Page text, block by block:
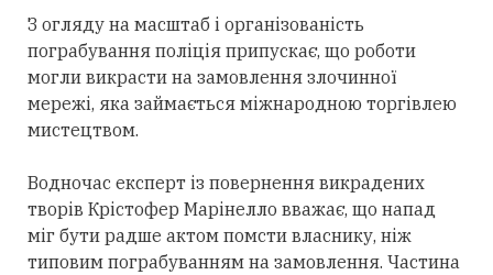
З огляду на масштаб і організованість
пограбування поліція припускає, що роботи
могли викрасти на замовлення злочинної
мережі, яка займається міжнародною торгівлею
мистецтвом.
Водночас експерт із повернення викрадених
творів Крістофер Марінелло вважає, що напад
міг бути радше актом помсти власнику, ніж
типовим пограбуванням на замовлення. Частина